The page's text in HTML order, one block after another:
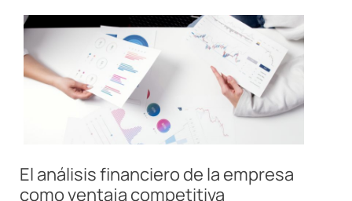
El análisis financiero de la empresa
como ventaja competitiva